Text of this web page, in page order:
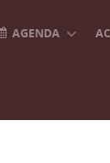
AGENDA